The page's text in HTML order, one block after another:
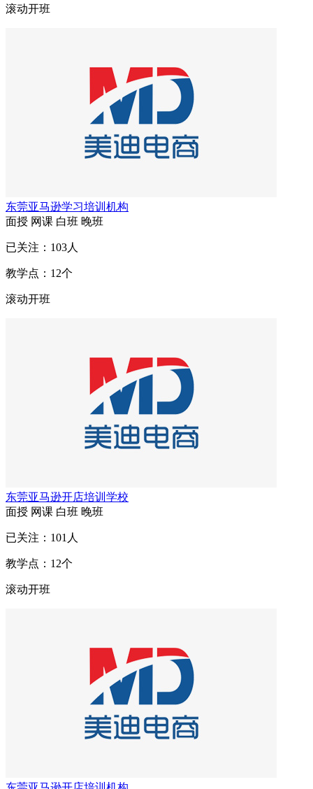
滚动开班
东莞亚马逊学习培训机构
面授 网课 白班 晚班
已关注： 103人
教学点： 12个
滚动开班
东莞亚马逊开店培训学校
面授 网课 白班 晚班
已关注： 101 人
教学点： 12个
滚动开班